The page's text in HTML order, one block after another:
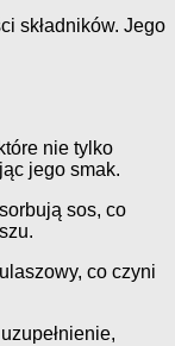
składników. Jego
nie tylko
jego smak.
sos, co
co czyni